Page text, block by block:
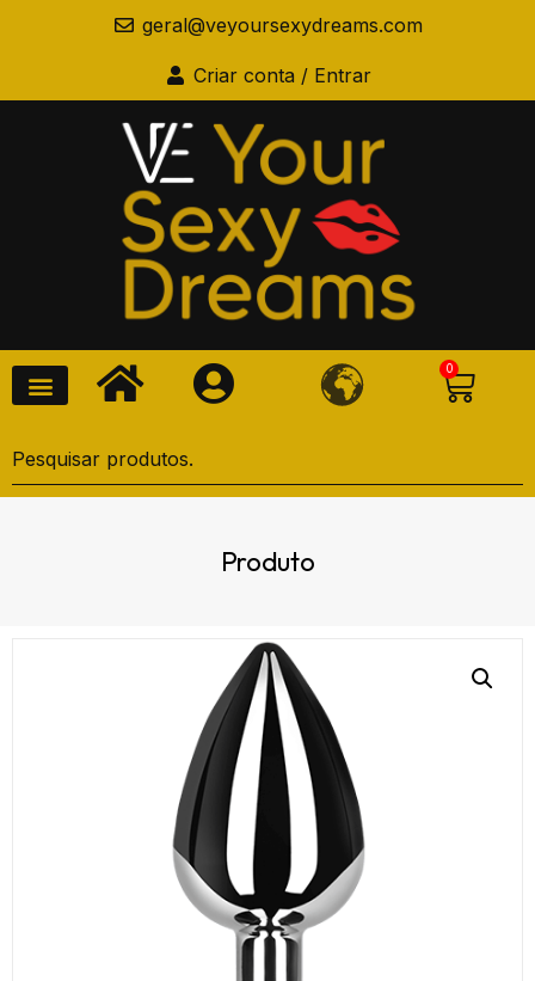
geral@veyoursexydreams.com
Criar conta / Entrar
0
Produto